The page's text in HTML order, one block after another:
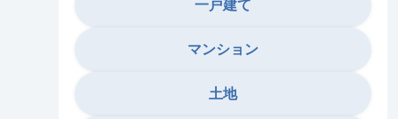
一戸建て
マンション
土地